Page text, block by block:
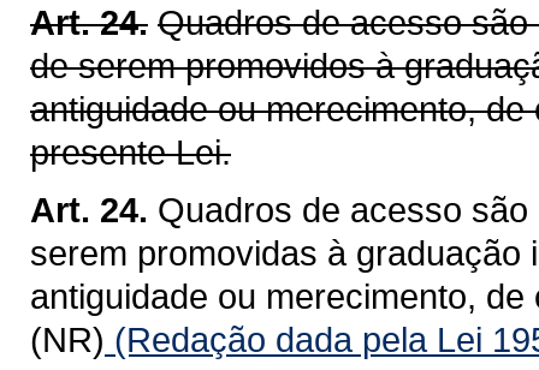
Art. 24. Quadros de acesso
de serem promovidos à
antiguidade ou merecimento,
presente Lei.
Art. 24. Quadros de acesso
serem promovidas à graduação
antiguidade ou merecimento,
(NR) (Redação dada pela Lei